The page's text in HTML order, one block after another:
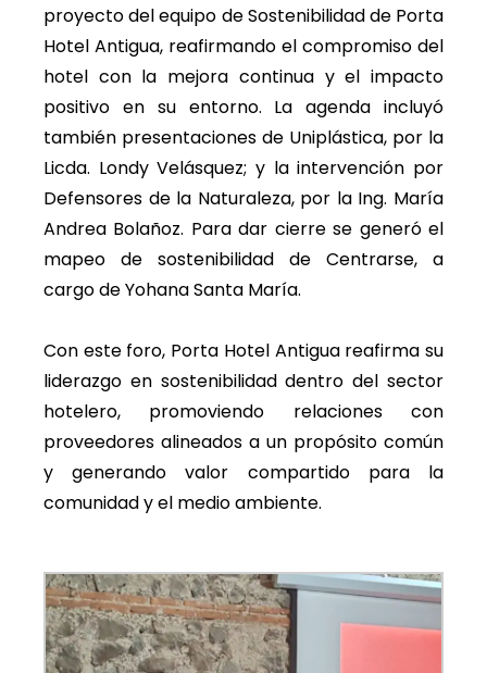
proyecto del equipo de Sostenibilidad de Porta
Hotel Antigua, reafirmando el compromiso del
hotel con la mejora continua y el impacto
positivo en su entorno. La agenda incluyó
también presentaciones de Uniplástica, por la
Licda. Londy Velásquez; y la intervención por
Defensores de la Naturaleza, por la Ing. María
Andrea Bolañoz. Para dar cierre se generó el
mapeo de sostenibilidad de Centrarse, a
cargo de Yohana Santa María.
Con este foro, Porta Hotel Antigua reafirma su
liderazgo en sostenibilidad dentro del sector
hotelero, promoviendo relaciones con
proveedores alineados a un propósito común
y generando valor compartido para la
comunidad y el medio ambiente.